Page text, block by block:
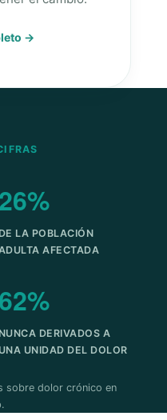
→
26%
DE LA POBLACIÓN
AFECTADA
62%
NUNCA DERIVADOS A
UNA UNIDAD DEL DOLOR
sobre dolor crónico en